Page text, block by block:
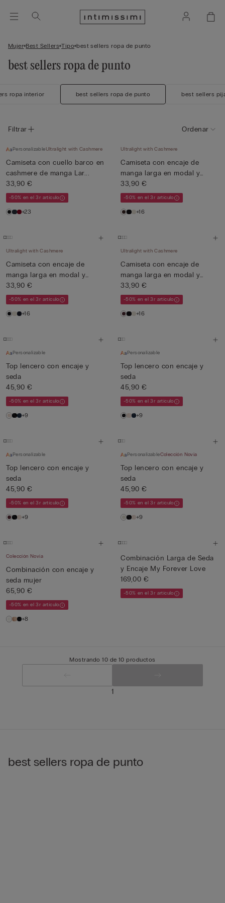
Mujer Best Sellers Tipo best sellers ropa de punto
best sellers ropa de punto
ropa interior best sellers ropa de punto best sellers
Filtrar Ordenar
PersonalizableUltralight with Cashmere
Camiseta con cuello barco en
cashmere de manga Lar...
33,90 €
-50% en el 3r artículo
+23
Ultralight with Cashmere
Camiseta con encaje de
manga larga en modal y
cash...
33,90 €
-50% en el 3r artículo
+16
Ultralight with Cashmere
Camiseta con encaje de
manga larga en modal y
cash...
33,90 €
-50% en el 3r artículo
+16
Ultralight with Cashmere
Camiseta con encaje de
manga larga en modal y
cash...
33,90 €
-50% en el 3r artículo
+16
Personalizable
Top lencero con encaje y
seda
45,90 €
-50% en el 3r artículo
+9
Personalizable
Top lencero con encaje y
seda
45,90 €
-50% en el 3r artículo
+9
Personalizable
Top lencero con encaje y
seda
45,90 €
-50% en el 3r artículo
+9
PersonalizableColección Novia
Top lencero con encaje y
seda
45,90 €
-50% en el 3r artículo
+9
Colección Novia
Combinación con encaje y
seda mujer
65,90 €
-50% en el 3r artículo
+8
Combinación Larga de Seda
y Encaje My Forever Love
169,00 €
-50% en el 3r artículo
Mostrando 10 de 10 productos
1
best sellers ropa de punto